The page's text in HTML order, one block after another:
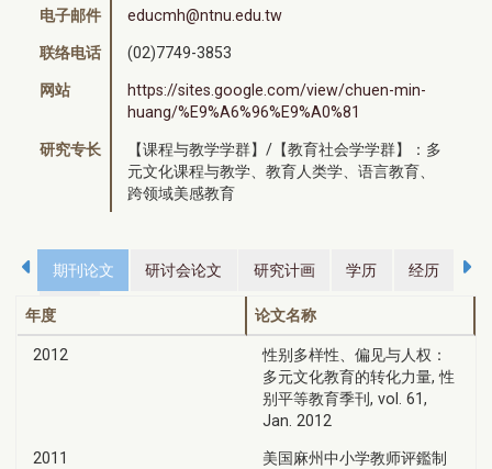
电子邮件 educmh@ntnu.edu.tw
联络电话 (02)7749-3853
网站
https://sites.google.com/view/chuen-min-
huang/%E9%A6%96%E9%A0%81
研究专长
【课程与教学学群】/【教育社会学学群】：多
元文化课程与教学、教育人类学、语言教育、
跨领域美感教育
期刊论文 研讨会论文 研究计画 学历 经历
荣誉
年度 论文名称
2012
性别多样性、偏见与人权：
多元文化教育的转化力量, 性
别平等教育季刊, vol. 61,
Jan. 2012
2011
美国麻州中小学教师评鑑制